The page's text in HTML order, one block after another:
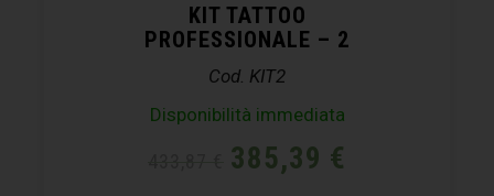
KIT TATTOO
PROFESSIONALE – 2
Cod. KIT2
Disponibilità immediata
385,39 €